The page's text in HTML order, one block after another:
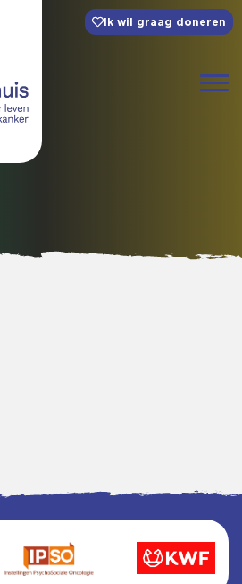
Ik wil graag doneren